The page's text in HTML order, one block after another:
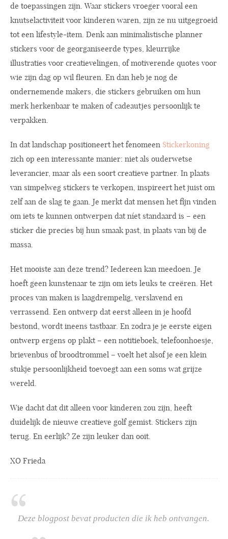
de toepassingen zijn. Waar stickers vroeger vooral een
knutselactiviteit voor kinderen waren, zijn ze nu uitgegroeid
tot een lifestyle-item. Denk aan minimalistische planner
stickers voor de georganiseerde types, kleurrijke
illustraties voor creatievelingen, of motiverende quotes voor
wie zijn dag op wil fleuren. En dan heb je nog de
ondernemende makers, die stickers gebruiken om hun
merk herkenbaar te maken of cadeautjes persoonlijk te
verpakken.
In dat landschap positioneert het fenomeen Stickerkoning
zich op een interessante manier: niet als ouderwetse
leverancier, maar als een soort creatieve partner. In plaats
van simpelweg stickers te verkopen, inspireert het juist om
zelf aan de slag te gaan. Je merkt dat mensen het fijn vinden
om iets te kunnen ontwerpen dat níet standaard is – een
sticker die precies bij hun smaak past, in plaats van bij de
massa.
Het mooiste aan deze trend? Iedereen kan meedoen. Je
hoeft geen kunstenaar te zijn om iets leuks te creëren. Het
proces van maken is laagdrempelig, verslavend en
verrassend. Een ontwerp dat eerst alleen in je hoofd
bestond, wordt ineens tastbaar. En zodra je je eerste eigen
ontwerp ergens op plakt – een notitieboek, telefoonhoesje,
brievenbus of broodtrommel – voelt het alsof je een klein
stukje persoonlijkheid toevoegt aan een soms wat grijze
wereld.
Wie dacht dat dit alleen voor kinderen zou zijn, heeft
duidelijk de nieuwe creatieve golf gemist. Stickers zijn
terug. En eerlijk? Ze zijn leuker dan ooit.
XO Frieda
Deze blogpost bevat producten die ik heb ontvangen.